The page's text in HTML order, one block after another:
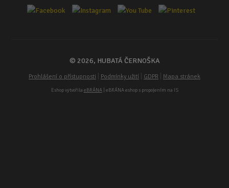
© 2026, HUBATÁ ČERNOŠKA
Prohlášení o přístupnosti Podmínky užití GDPR Mapa stránek
Eshop vytvořila eBRÁNA| eBRÁNA eshop s propojením na IS